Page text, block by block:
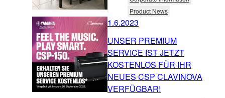
Product News
1.6.2023
UNSER PREMIUM
SERVICE IST JETZT
KOSTENLOS FÜR IHR
NEUES CSP CLAVINOVA
VERFÜGBAR!